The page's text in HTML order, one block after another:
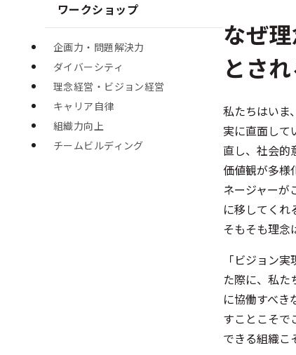
ワークショップ
企画力・問題解決力
ダイバーシティ
理念経営・ビジョン経営
キャリア自律
組織力向上
チームビルディング
なぜ
とさ
私たちはいま
実に直面して
直し、社会的
価値観が多様
ネージャーが
に移してくれ
そもそも理念
「ビジョン
た際に、私た
に協働すべ
すことこそで
できる組織こ